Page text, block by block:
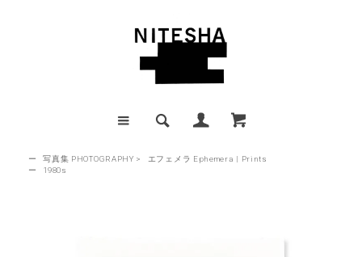
ー 写真集 PHOTOGRAPHY >
エフェメラ Ephemera | Prints
ー
1980s